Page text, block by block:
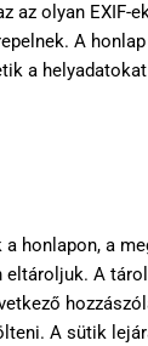
az olyan EXIF-
A
a
honlapon, a
eltároljuk. A
A sütik